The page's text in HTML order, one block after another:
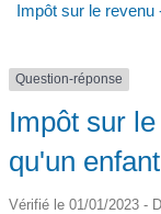
Impôt sur le revenu
Question-réponse
Impôt sur
qu'un
Vérifié le 01/01/2023 -